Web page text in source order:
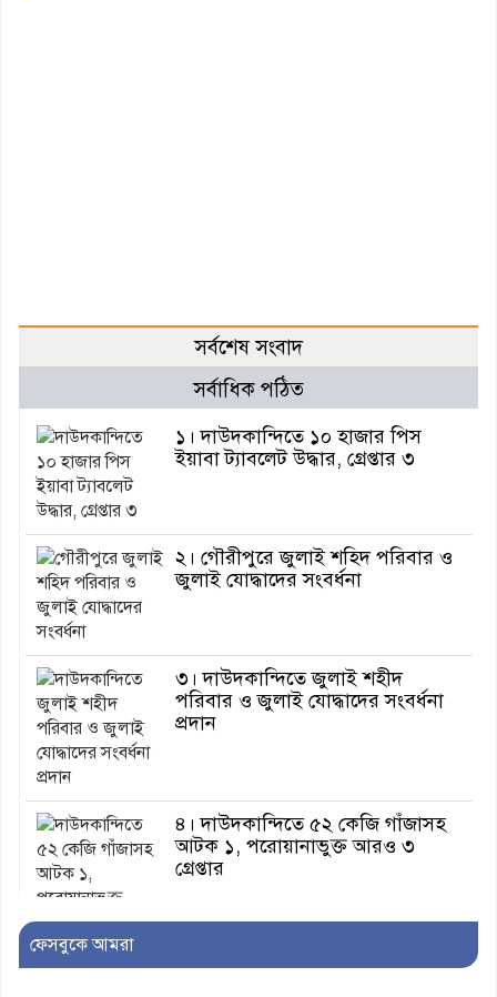
সর্বশেষ সংবাদ
সর্বাধিক পঠিত
১। দাউদকান্দিতে ১০ হাজার পিস
ইয়াবা ট্যাবলেট উদ্ধার, গ্রেপ্তার ৩
২। গৌরীপুরে জুলাই শহিদ পরিবার ও
জুলাই যোদ্ধাদের সংবর্ধনা
৩। দাউদকান্দিতে জুলাই শহীদ
পরিবার ও জুলাই যোদ্ধাদের সংবর্ধনা
প্রদান
৪। দাউদকান্দিতে ৫২ কেজি গাঁজাসহ
আটক ১, পরোয়ানাভুক্ত আরও ৩
গ্রেপ্তার
৫। মেঘনা উপজেলা বিএনপির নতুন
ফেসবুকে আমরা